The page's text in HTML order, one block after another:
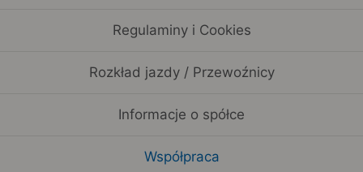
Regulaminy i Cookies
Rozkład jazdy / Przewoźnicy
Informacje o spółce
Współpraca